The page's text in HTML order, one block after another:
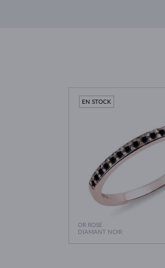
OR ROSE
DIAMANT NOIR
EN STOCK